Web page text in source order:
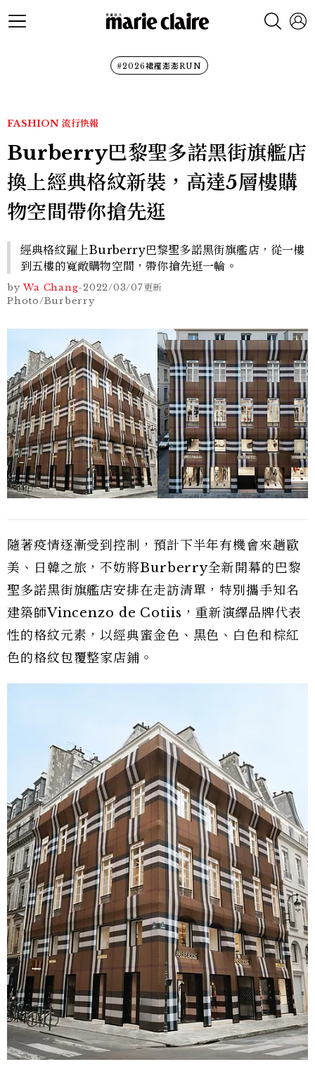
#2026裙襬澎澎RUN
FASHION 流行快報
Burberry巴黎聖多諾黑街旗艦店
換上經典格紋新裝，高達5層樓購
物空間帶你搶先逛
經典格紋躍上Burberry巴黎聖多諾黑街旗艦店，從一樓
到五樓的寬敞購物空間，帶你搶先逛一輪。
by Wa Chang-2022/03/07更新
Photo/Burberry
隨著疫情逐漸受到控制，預計下半年有機會來趟歐
美、日韓之旅，不妨將Burberry全新開幕的巴黎
聖多諾黑街旗艦店安排在走訪清單，特別攜手知名
建築師Vincenzo de Cotiis，重新演繹品牌代表
性的格紋元素，以經典蜜金色、黑色、白色和棕紅
色的格紋包覆整家店鋪。